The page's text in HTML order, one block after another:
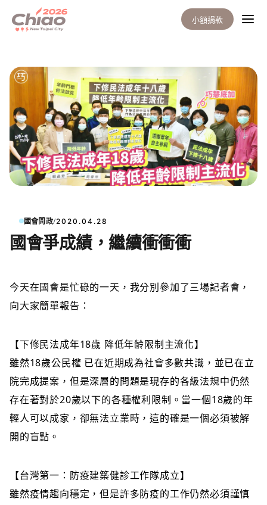
小額捐款
國會問政/2020.04.28
國會爭成績，繼續衝衝衝
今天在國會是忙碌的一天，我分別參加了三場記者會，
向大家簡單報告：
【下修民法成年18歲 降低年齡限制主流化】
雖然18歲公民權 已在近期成為社會多數共識，並已在立
院完成提案，但是深層的問題是現存的各級法規中仍然
存在著對於20歲以下的各種權利限制。當一個18歲的年
輕人可以成家，卻無法立業時，這的確是一個必須被解
開的盲點。
【台灣第一：防疫建築健診工作隊成立】
雖然疫情趨向穩定，但是許多防疫的工作仍然必須謹慎